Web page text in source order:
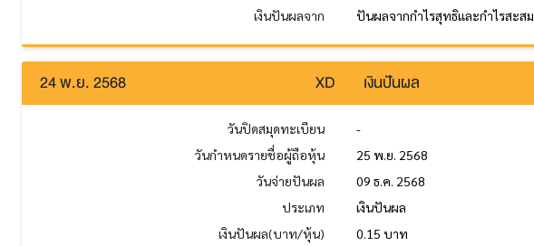
เงินปันผลจาก
ปันผลจากกำไรสุทธิและกำไรสะสม
24 พ.ย. 2568 XD เงินปันผล
วันปิดสมุดทะเบียน
-
วันกำหนดรายชื่อผู้ถือหุ้น
25 พ.ย. 2568
วันจ่ายปันผล
09 ธ.ค. 2568
ประเภท
เงินปันผล
เงินปันผล(บาท/หุ้น)
0.15 บาท